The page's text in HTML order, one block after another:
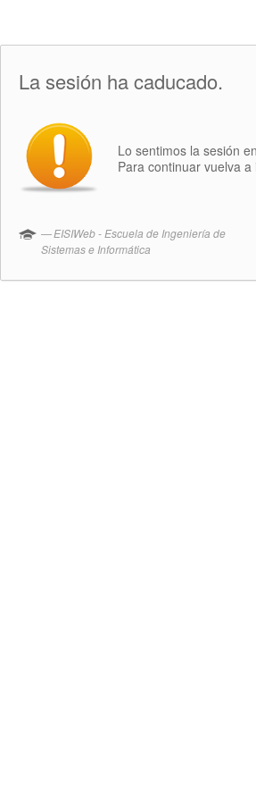
La sesión ha caducado.
Lo sentimos la sesión
Para continuar vuelva a
EISIWeb - Escuela de Ingeniería de
Sistemas e Informática